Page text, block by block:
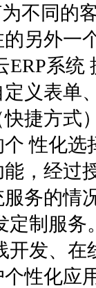
不同的
另外一
ERP系
义表单
捷方式
性化
，经过
务的情
定制服务
开发、在
性化应